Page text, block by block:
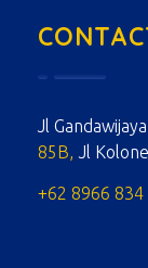
Jl
85B, Jl
+62 8966 834